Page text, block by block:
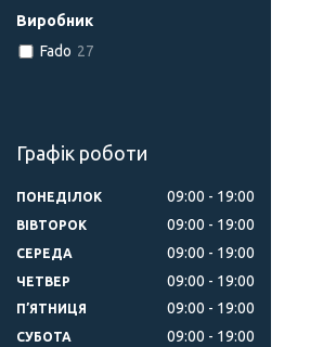
Виробник
Fado 27
Графік роботи
ПОНЕДІЛОК 09:00 19:00
ВІВТОРОК 09:00 19:00
СЕРЕДА 09:00 19:00
ЧЕТВЕР 09:00 19:00
ПʼЯТНИЦЯ 09:00 19:00
СУБОТА 09:00 19:00